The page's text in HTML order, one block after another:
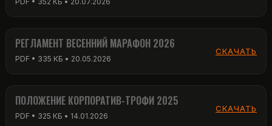
РЕГЛАМЕНТ 2 ЭТАП ЖАРА 2026
РЕГЛАМЕНТ ВЕСЕННИЙ МАРАФОН 2026
ПОЛОЖЕНИЕ КОРПОРАТИВ-ТРОФИ 2025